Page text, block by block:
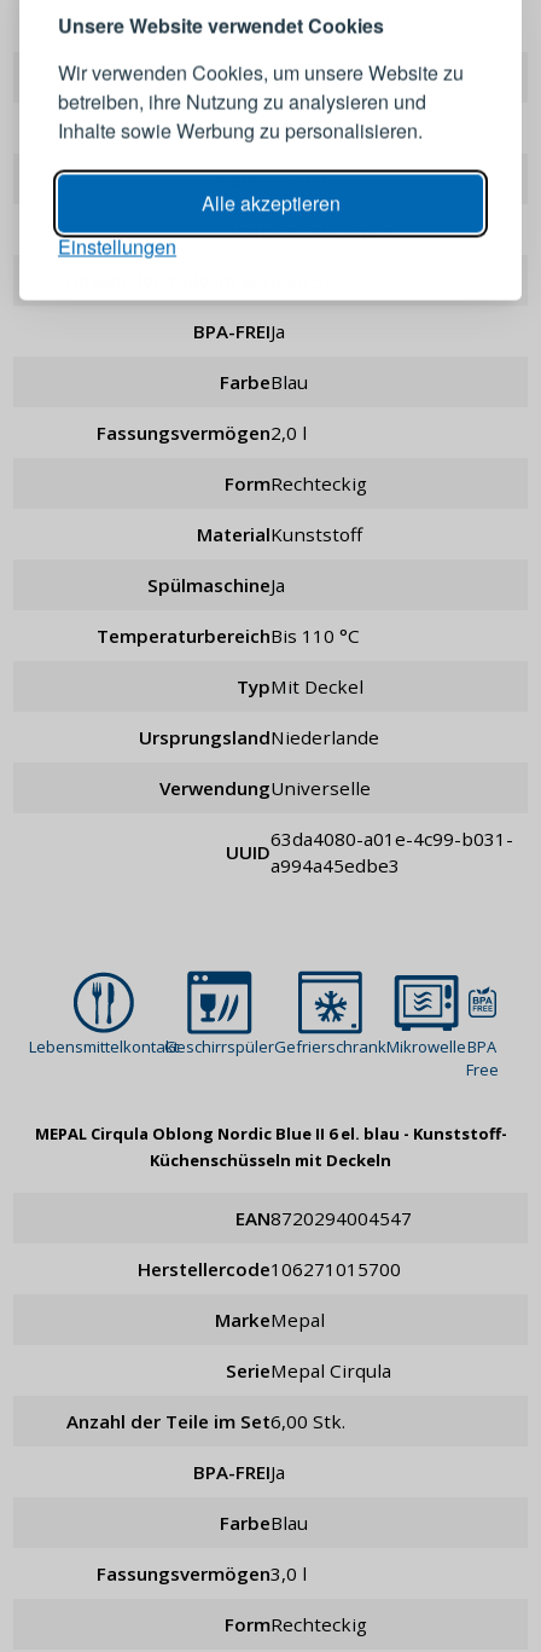
Unsere Website verwendet Cookies
Wir verwenden Cookies, um unsere Website zu
betreiben, ihre Nutzung zu analysieren und
Inhalte sowie Werbung zu personalisieren.
Alle akzeptieren
Einstellungen
Küchenschüsseln mit Deckeln
EAN 8720294004509
Herstellercode 106270015700
Marke Mepal
Serie Mepal Cirqula
BPA-FREI Ja
Farbe Blau
Fassungsvermögen 2,0 l
Form rechteckig
Material Kunststoff
Spülmaschine Ja
Temperaturbereich bis 110 °C
Typ mit Deckel
Ursprungsland Niederlande
Verwendung universelle
UUID
63da4080-a01e-4c99-b031-
a994a45edbe3
LebensmittelkontaktGeschirrspülerGefrierschrankMikrowelleBPA
Free
MEPAL Cirqula Oblong Nordic Blue II 6 el. blau - Kunststoff-
Küchenschüsseln mit Deckeln
EAN 8720294004547
Herstellercode 106271015700
Marke Mepal
Serie Mepal Cirqula
Anzahl der Teile im Set 6,00 Stk.
BPA-FREI Ja
Farbe Blau
Fassungsvermögen 3,0 l
Form rechteckig
Melden Sie sich bei Ihrem
E-Mail-Adresse
Passwort erinnern